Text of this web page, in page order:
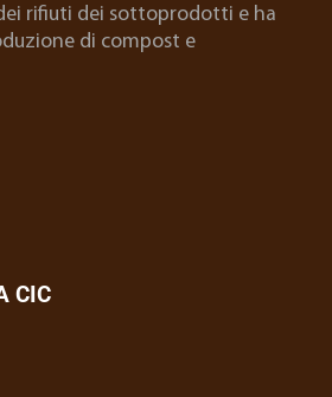
rifiuti dei sottoprodotti e ha
di compost e
CIC